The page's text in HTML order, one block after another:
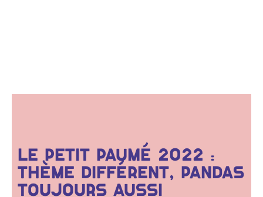
LE PETIT PAUMÉ 2022 :
THÈME DIFFÉRENT, PANDAS
TOUJOURS AUSSI